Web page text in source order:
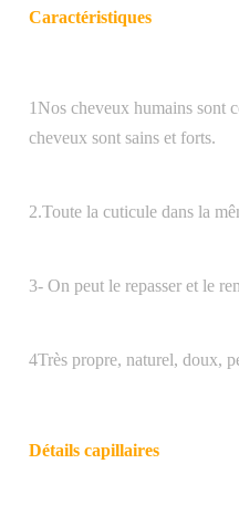
Caractéristiques
1Nos cheveux humains sont
cheveux sont sains et forts.
2.Toute la cuticule dans la
3- On peut le repasser et le
4Très propre, naturel, doux,
Détails capillaires